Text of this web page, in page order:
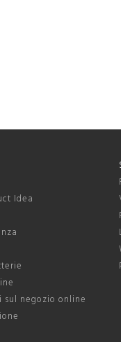
Idea
sul negozio online